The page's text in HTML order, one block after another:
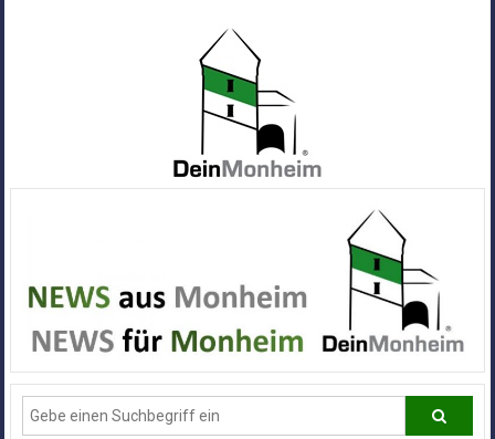
Alle
News
aus
Deiner